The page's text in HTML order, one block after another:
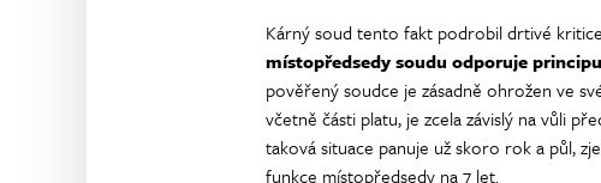
Kárný soud tento fakt podrobil drtivé
místopředsedy soudu odporuje
pověřený soudce je zásadně ohrožen ve
včetně části platu, je zcela závislý na vůli
taková situace panuje už skoro rok a půl,
funkce místopředsedy na 7 let.